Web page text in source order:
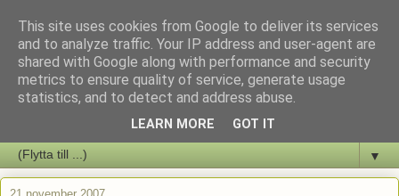
Staffars Seriers Blog
Vi skriver om serienyheter av alla de slag samt om vad som sker i
▼
This site uses cookies from Google to deliver its services
and to analyze traffic. Your IP address and user-agent are
shared with Google along with performance and security
metrics to ensure quality of service, generate usage
statistics, and to detect and address abuse.
LEARN MORE GOT IT